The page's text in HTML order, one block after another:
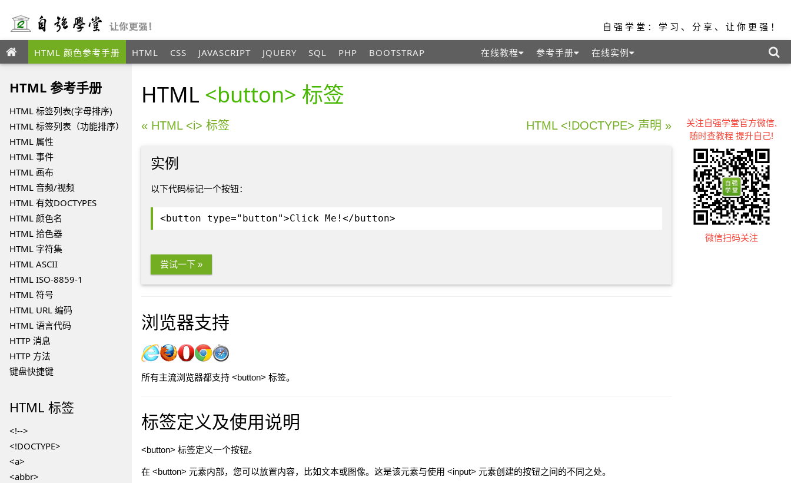
自强学堂：学习、分享、让你更强！
HTML 颜色参考手册 HTML CSS JAVASCRIPT JQUERY SQL PHP BOOTSTRAP 在线教程 参考手册 在线实例
HTML 参考手册
HTML 标签列表(字母排序)
HTML 标签列表（功能排序）
HTML 属性
HTML 事件
HTML 画布
HTML 音频/视频
HTML 有效DOCTYPES
HTML 颜色名
HTML 拾色器
HTML 字符集
HTML ASCII
HTML ISO-8859-1
HTML 符号
HTML URL 编码
HTML 语言代码
HTTP 消息
HTTP 方法
键盘快捷键
HTML 标签
<!-->
<!DOCTYPE>
<a>
<abbr>
HTML <button> 标签
« HTML <i> 标签 HTML <!DOCTYPE> 声明 »
实例
以下代码标记一个按钮：
<button type="button">Click Me!</button>
尝试一下 »
浏览器支持
所有主流浏览器都支持 <button> 标签。
标签定义及使用说明
<button> 标签定义一个按钮。
在 <button> 元素内部，您可以放置内容，比如文本或图像。这是该元素与使用 <input> 元素创建的按钮之间的不同之处。
关注自强学堂官方微信,
随时查教程 提升自己!
微信扫码关注